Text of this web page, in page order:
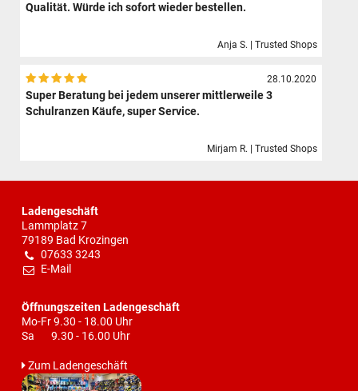
Qualität. Würde ich sofort wieder bestellen.
Anja S. | Trusted Shops
28.10.2020
Super Beratung bei jedem unserer mittlerweile 3
Schulranzen Käufe, super Service.
Mirjam R. | Trusted Shops
Ladengeschäft
Lammplatz 7
79189 Bad Krozingen
07633 3243
E-Mail
Öffnungszeiten Ladengeschäft
Mo-Fr 9.30 - 18.00 Uhr
Sa 9.30 - 16.00 Uhr
Zum Ladengeschäft